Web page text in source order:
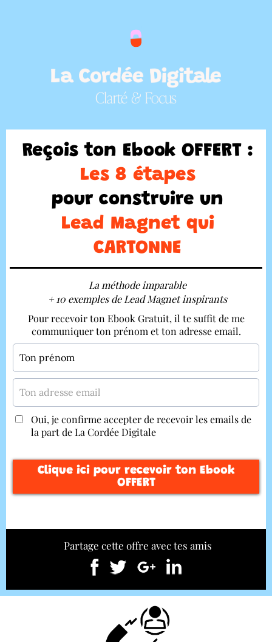
Reçois ton Ebook OFFERT :
Les 8 étapes
pour construire un
Lead Magnet qui
CARTONNE
La méthode imparable
+ 10 exemples de Lead Magnet inspirants
Pour recevoir ton Ebook Gratuit, il te suffit de me
communiquer ton prénom et ton adresse email.
Oui, je confirme accepter de recevoir les emails de
la part de La Cordée Digitale
Clique ici pour recevoir ton Ebook
OFFERT
Partage cette offre avec tes amis